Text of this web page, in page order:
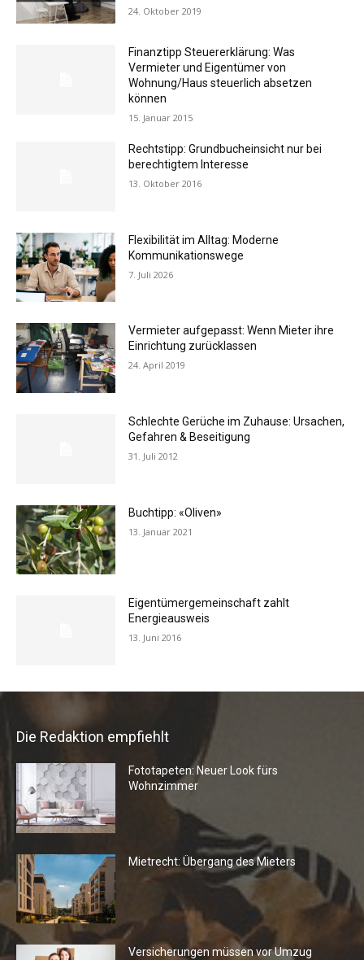
24. Oktober 2019
Finanztipp Steuererklärung: Was
Vermieter und Eigentümer von
Wohnung/Haus steuerlich absetzen
können
15. Januar 2015
Rechtstipp: Grundbucheinsicht nur bei
berechtigtem Interesse
13. Oktober 2016
Flexibilität im Alltag: Moderne
Kommunikationswege
7. Juli 2026
Vermieter aufgepasst: Wenn Mieter ihre
Einrichtung zurücklassen
24. April 2019
Schlechte Gerüche im Zuhause: Ursachen,
Gefahren & Beseitigung
31. Juli 2012
Buchtipp: «Oliven»
13. Januar 2021
Eigentümergemeinschaft zahlt
Energieausweis
13. Juni 2016
Die Redaktion empfiehlt
Fototapeten: Neuer Look fürs
Wohnzimmer
Mietrecht: Übergang des Mieters
Versicherungen müssen vor Umzug